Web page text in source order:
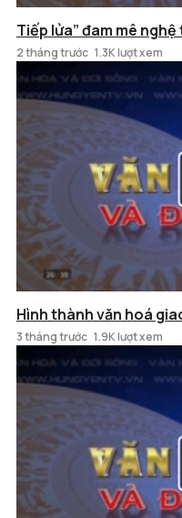
Tiếp lửa” đam mê
2 tháng trước 1.3K lượt xem
Hình thành văn hoá
3 tháng trước 1.9K lượt xem